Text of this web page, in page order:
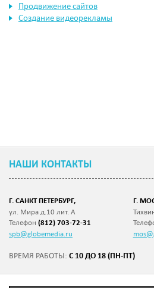
Продвижение сайтов
Создание видеорекламы
НАШИ КОНТАКТЫ
Г. САНКТ ПЕТЕРБУРГ,
ул. Мира д.10 лит. А
Телефон (812) 703-72-31
spb@globemedia.ru
Г.
ВРЕМЯ РАБОТЫ: С 10 ДО 18 (ПН-ПТ)